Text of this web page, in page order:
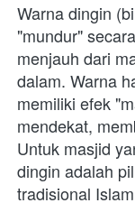
Warna dingin
"mundur"
menjauh dari
dalam. Warna
memiliki efek
mendekat,
Untuk masjid
dingin adalah
tradisional